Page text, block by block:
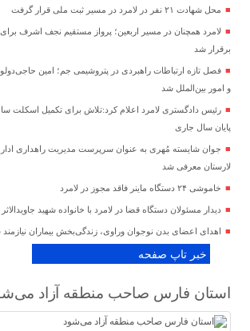
محل شهادت ۲۱ نفر در لامرد در مسیر ثبت ملی قرار گرفت
لامرد همچنان در مسیر اربعین؛ پرواز مستقیم نجف اشرف
برقرار شد
فصل تازه ارتباطات راهبردی در پتروشیمی جم؛ امین
و امور بین‌الملل شد
رئیس دادگستری لامرد اعلام کرد:تلاش برای تکمیل اسکلت
پایان سال جاری
جوان شایسته مُهری به عنوان سرپرست مدیریت راهداری
لارستان معرفی شد
خاموشی ۲۴ دستگاه ماینر فاقد مجوز در لامرد
دیدار مسئولان دستگاه قضا در لامرد با خانواده شهید
اهدای اعضای بدن نوجوان وراوی، زندگی‌بخش بیماران
خبر تاپ صفحه
استان فارس صاحب منطقه آزاد